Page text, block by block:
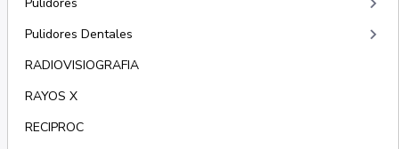
Pulidores Dentales keyboard_arrow_right
RADIOVISIOGRAFIA
RAYOS X
RECIPROC